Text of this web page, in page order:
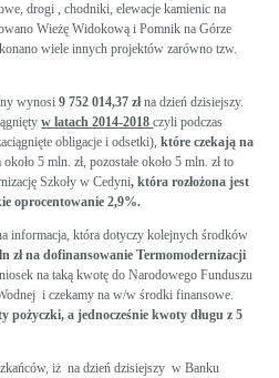
drogi , chodniki, elewacje kamienic na
Wieżę Widokową i Pomnik na Górze
wiele innych projektów zarówno tzw.
wynosi9 752 014,37 złna dzień dzisiejszy.
w latach 2014-2018czyli podczas
obligacje i odsetki),które czekają na
5 mln. zł, pozostałe około 5 mln. zł to
Szkoły w Cedyni, która rozłożona jest
oprocentowanie 2,9%.
informacja, która dotyczy kolejnych środków
zł na dofinansowanie Termomodernizacji
na taką kwotę do Narodowego Funduszu
i czekamy na w/w środki finansowe.
pożyczki, a jednocześnie kwoty długu z 5
iż na dzień dzisiejszy w Banku